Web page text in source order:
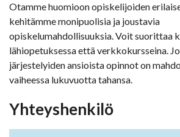
Otamme huomioon opiskelijoiden
kehitämme monipuolisia ja joustavia
opiskelumahdollisuuksia. Voit suorittaa
lähiopetuksessa että verkkokursseina.
järjestelyiden ansioista opinnot on
vaiheessa lukuvuotta tahansa.
Yhteyshenkilö